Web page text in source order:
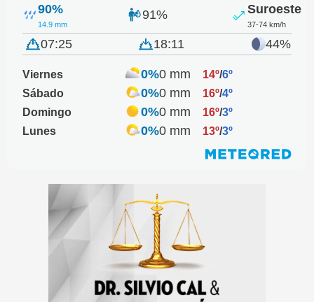
90%
14.9 mm
91% Suroeste
37-74 km/h
07:25 18:11 44%
Viernes 0%0 mm 14º/6º
Sábado
0%0 mm 16º/4º
Domingo
0%0 mm 16º/3º
Lunes
0%0 mm 13º/3º